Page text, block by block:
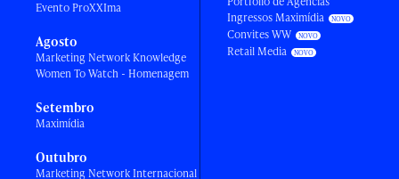
Evento ProXXIma
Agosto
Marketing Network Knowledge
Women To Watch - Homenagem
Setembro
Maximídia
Outubro
Marketing Network Internacional
Ingressos Maximídia
Convites WW
Retail Media